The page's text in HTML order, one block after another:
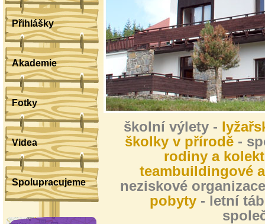
školní výlety -
školky v přírodě -
rodiny a
teambuildingové
neziskové
pobyty - letní
Přihlášky
Akademie
Fotky
Videa
Spolupracujeme